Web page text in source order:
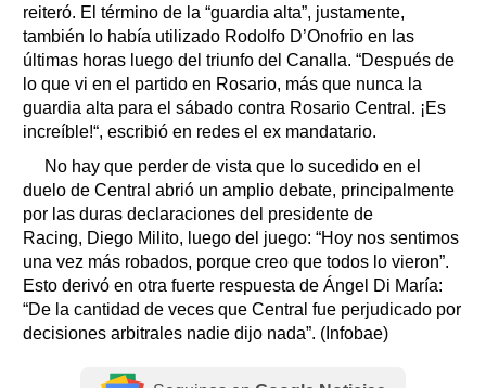
reiteró. El término de la “guardia alta”, justamente,
también lo había utilizado Rodolfo D’Onofrio en las
últimas horas luego del triunfo del Canalla. “Después de
lo que vi en el partido en Rosario, más que nunca la
guardia alta para el sábado contra Rosario Central. ¡Es
increíble!“, escribió en redes el ex mandatario.
No hay que perder de vista que lo sucedido en el
duelo de Central abrió un amplio debate, principalmente
por las duras declaraciones del presidente de
Racing, Diego Milito, luego del juego: “Hoy nos sentimos
una vez más robados, porque creo que todos lo vieron”.
Esto derivó en otra fuerte respuesta de Ángel Di María:
“De la cantidad de veces que Central fue perjudicado por
decisiones arbitrales nadie dijo nada”. (Infobae)